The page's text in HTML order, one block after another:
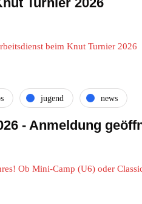
beim Knut Turnier
jugend news
- Anmeldung
Ob Mini-Camp (U6) oder